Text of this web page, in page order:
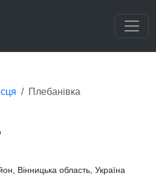
Плебанівка
Вінницька область, Україна